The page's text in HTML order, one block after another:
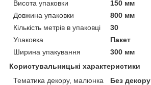
Висота упаковки
150 мм
Довжина упаковки
800 мм
Кількість метрів в упаковці
30
Упаковка
Пакет
Ширина упакування
300 мм
Користувальницькі характеристики
Тематика декору, малюнка
Без декору